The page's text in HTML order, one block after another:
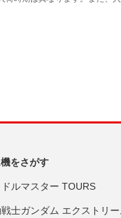
をさがす
ルマスター TOURS
士ガンダム エクストリー